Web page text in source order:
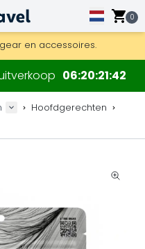
0
boven 169 €.
houten kaarten en
06202141
Hoofdgerechten